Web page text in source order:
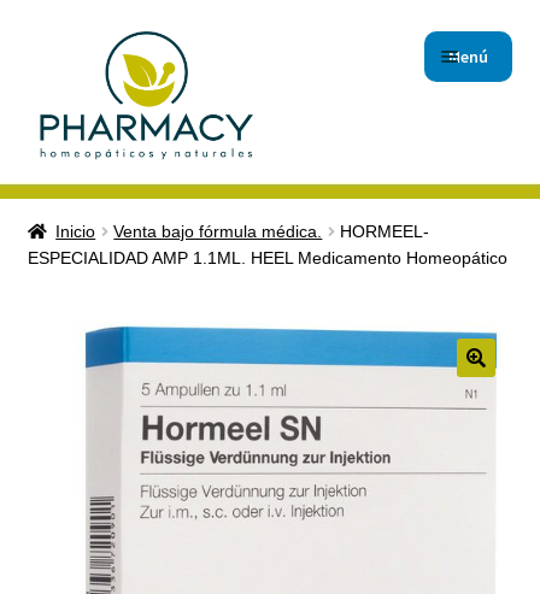
Menú
Inicio
Carrito de compras
Checkout
Nuestro Blog
Política de protección y tratamiento de datos personales
Inicio Venta bajo fórmula médica.
HORMEEL-
ESPECIALIDAD AMP 1.1ML. HEEL Medicamento Homeopático
🔍